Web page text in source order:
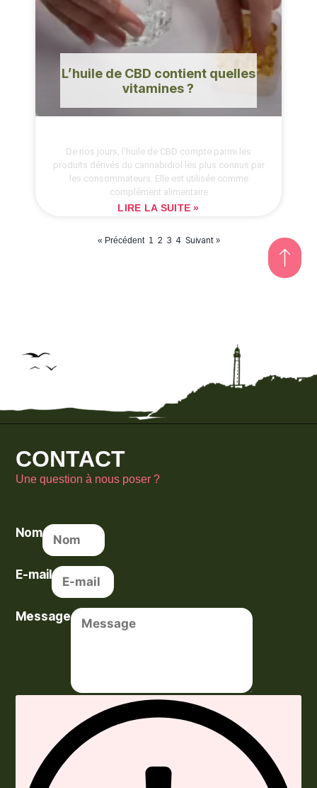
L’huile de CBD contient quelles
vitamines ?
De nos jours, l’huile de CBD compte parmi les
produits dérivés du cannabidiol les plus connus par
les consommateurs. Elle est utilisée comme
complément alimentaire
LIRE LA SUITE »
« Précédent 1 2 3 4 Suivant »
CONTACT
Une question à nous poser ?
Nom
E-mail
Message